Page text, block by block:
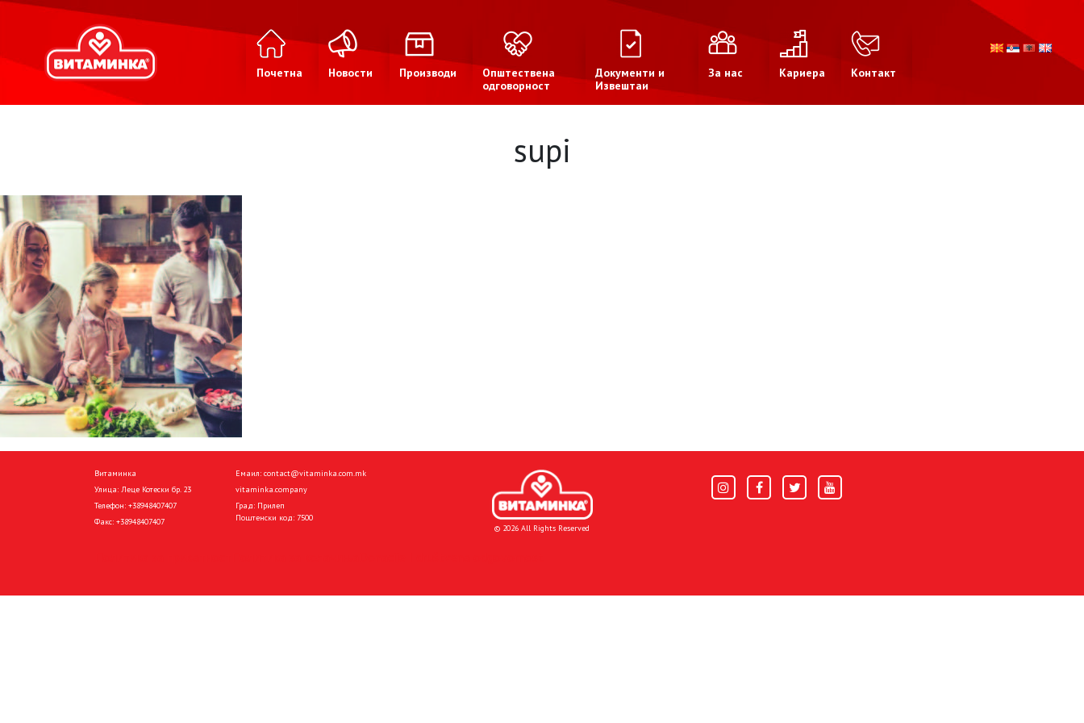
Почетна Новости Производи
Општествена
одговорност
Документи и
Извештаи
За нас Кариера Контакт
supi
Витаминка
Улица: Леце Котески бр. 23
Телефон: +38948407407
Факс: +38948407407
Емаил: contact@vitaminka.com.mk
vitaminka.company
Град: Прилеп
Поштенски код: 7500
© 2026 All Rights Reserved